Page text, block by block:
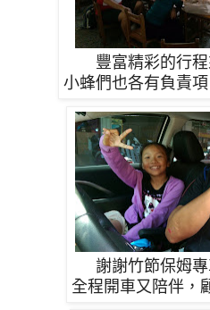
豐富精彩的行
小蜂們也各有負責
謝謝竹節保姆
全程開車又陪伴，